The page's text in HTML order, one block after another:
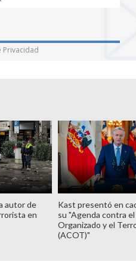
Privacidad
autor de
en
Kast presentó en
su "Agenda contra
Organizado y el
(ACOT)"